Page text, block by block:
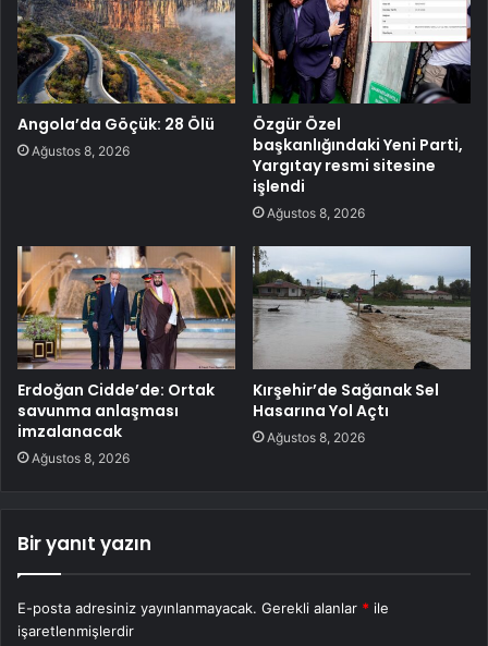
Angola’da Göçük: 28 Ölü
Ağustos 8, 2026
Özgür Özel
başkanlığındaki Yeni Parti,
Yargıtay resmi sitesine
işlendi
Ağustos 8, 2026
Erdoğan Cidde’de: Ortak
savunma anlaşması
imzalanacak
Ağustos 8, 2026
Kırşehir’de Sağanak Sel
Hasarına Yol Açtı
Ağustos 8, 2026
Bir yanıt yazın
E-posta adresiniz yayınlanmayacak. Gerekli alanlar * ile
işaretlenmişlerdir